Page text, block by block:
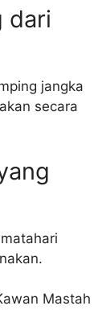
dari
jangka
secara
Mastah